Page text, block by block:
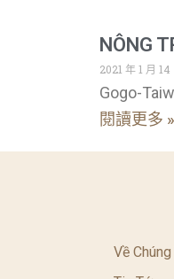
NÔNG
2021 年 1 月 14
Gogo-
閱讀更多 »
Về